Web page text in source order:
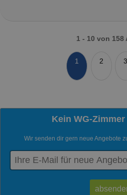
1 - 10 von 158
1 2
3
Kein WG-
Wir senden dir gern neue Angebote